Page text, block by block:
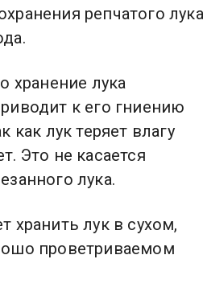
репчатого лука
хранение лука
к его гниению
как лук теряет влагу
Это не касается
лука.
хранить лук в сухом,
проветриваемом